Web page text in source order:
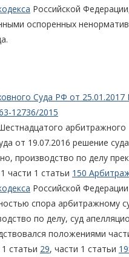
Российской
оспоренных
Суда РФ от 25.01.2017
12736/2015
арбитражного
от 19.07.2016 решение
производство по делу
части 1 статьи 150
Российской
спора арбитражному
по делу, суд
положениями
статьи 29, части 1 статьи